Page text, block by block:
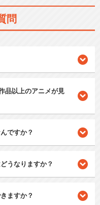
問
品以上のアニメが見
ですか？
うなりますか？
ますか？